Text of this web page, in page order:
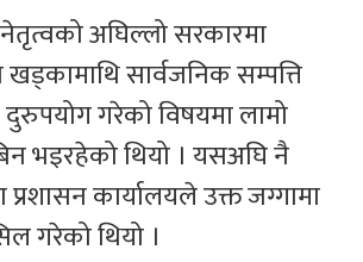
अघिल्लो सरकारमा
खड्कामाथि सार्वजनिक सम्पत्ति
गरेको विषयमा लामो
भइरहेको थियो । यसअघि नै
कार्यालयले उक्त जग्गामा
गरेको थियो ।